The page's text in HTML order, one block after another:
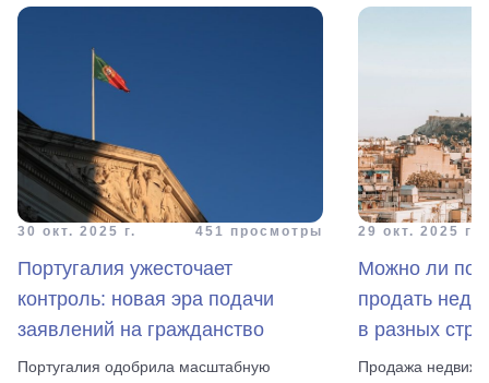
30 окт. 2025 г. 451 просмотры
Португалия ужесточает
контроль: новая эра подачи
заявлений на гражданство
Португалия одобрила масштабную
29 окт. 2025 г.
Можно ли
продать
в разных
Продажа